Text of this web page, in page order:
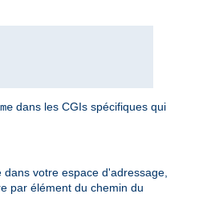
dans les CGIs spécifiques qui
dans votre espace d'adressage,
par élément du chemin du